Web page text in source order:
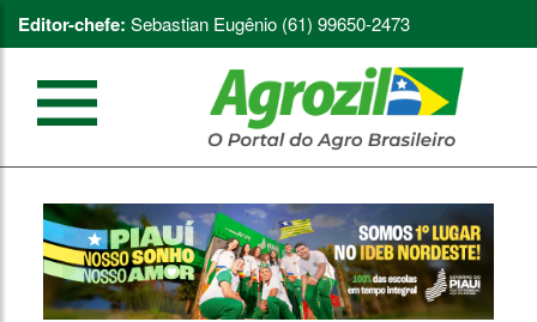
Editor-chefe: Sebastian Eugênio (61) 99650-2473